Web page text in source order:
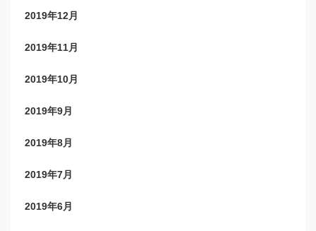
2019年12月
2019年11月
2019年10月
2019年9月
2019年8月
2019年7月
2019年6月